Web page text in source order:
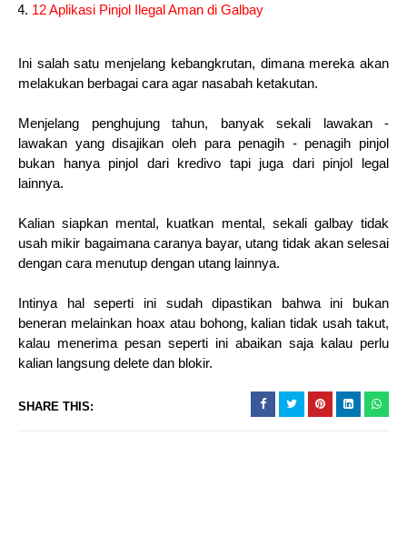
12 Aplikasi Pinjol Ilegal Aman di Galbay
Ini salah satu menjelang kebangkrutan, dimana mereka akan
melakukan berbagai cara agar nasabah ketakutan.
Menjelang penghujung tahun, banyak sekali lawakan -
lawakan yang disajikan oleh para penagih - penagih pinjol
bukan hanya pinjol dari kredivo tapi juga dari pinjol legal
lainnya.
Kalian siapkan mental, kuatkan mental, sekali galbay tidak
usah mikir bagaimana caranya bayar, utang tidak akan selesai
dengan cara menutup dengan utang lainnya.
Intinya hal seperti ini sudah dipastikan bahwa ini bukan
beneran melainkan hoax atau bohong, kalian tidak usah takut,
kalau menerima pesan seperti ini abaikan saja kalau perlu
kalian langsung delete dan blokir.
SHARE THIS: